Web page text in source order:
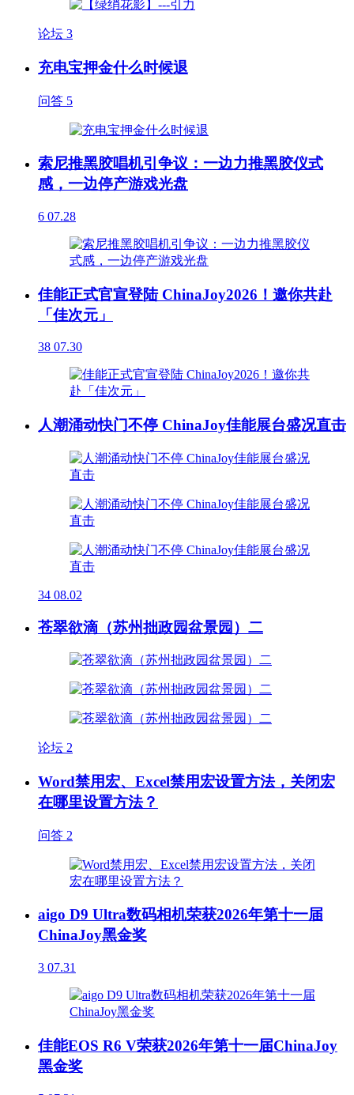
论坛 3
充电宝押金什么时候退
问答 5
索尼推黑胶唱机引争议：一边力推黑胶仪式
感，一边停产游戏光盘
6 07.28
佳能正式官宣登陆 ChinaJoy2026！邀你共赴
「佳次元」
38 07.30
人潮涌动快门不停 ChinaJoy佳能展台盛况直击
34 08.02
苍翠欲滴（苏州拙政园盆景园）二
论坛 2
Word禁用宏、Excel禁用宏设置方法，关闭宏
在哪里设置方法？
问答 2
aigo D9 Ultra数码相机荣获2026年第十一届
ChinaJoy黑金奖
3 07.31
佳能EOS R6 V荣获2026年第十一届ChinaJoy
黑金奖